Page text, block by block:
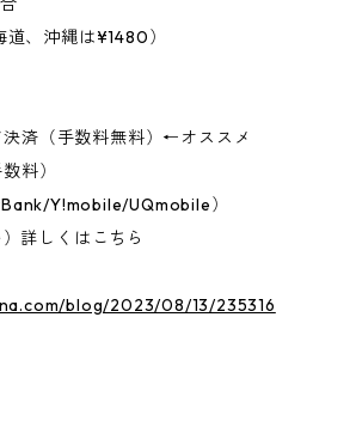
、沖縄は¥1480）
決済（手数料無料）←オススメ
料）
Y!mobile/UQmobile）
詳しくはこちら
blog/2023/08/13/235316